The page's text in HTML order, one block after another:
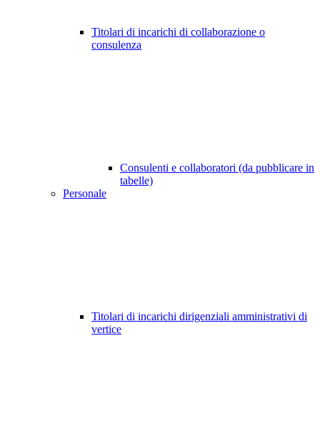
Titolari di incarichi di collaborazione o
consulenza
Consulenti e collaboratori (da pubblicare in
tabelle)
Personale
Titolari di incarichi dirigenziali amministrativi di
vertice